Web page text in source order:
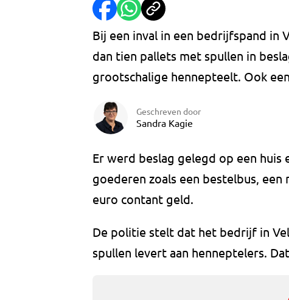
Bij een inval in een bedrijfspand in
dan tien pallets met spullen in
grootschalige hennepteelt. Ook
Geschreven door
Sandra Kagie
Er werd beslag gelegd op een huis
goederen zoals een bestelbus,
euro contant geld.
De politie stelt dat het bedrijf in
spullen levert aan henneptelers.